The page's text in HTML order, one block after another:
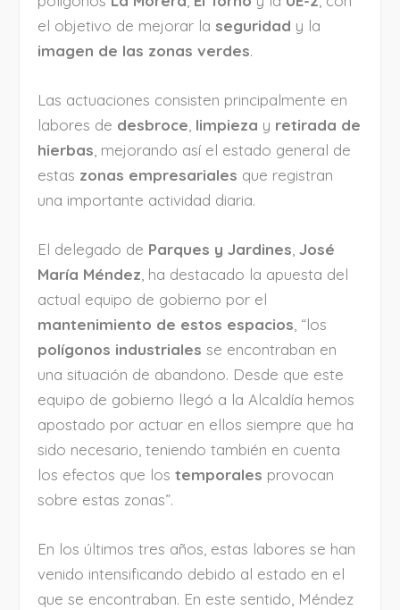
el objetivo de mejorar laseguridad y la
imagen de las zonas verdes.
Las actuaciones consisten principalmente en
labores de desbroce limpieza y retirada de
hierbas , mejorando así el estado general de
estas zonas empresariales que registran
una importante actividad diaria.
El delegado de Parques y Jardines ,José
María Méndez , ha destacado la apuesta del
actual equipo de gobierno por el
mantenimiento de estos espacios , “los
polígonos industriales se encontraban en
una situación de abandono. Desde que este
equipo de gobierno llegó a la Alcaldía hemos
apostado por actuar en ellos siempre que ha
sido necesario, teniendo también en cuenta
los efectos que lostemporales provocan
sobre estas zonas”.
En los últimos tres años, estas labores se han
venido intensificando debido al estado en el
que se encontraban. En este sentido, Méndez